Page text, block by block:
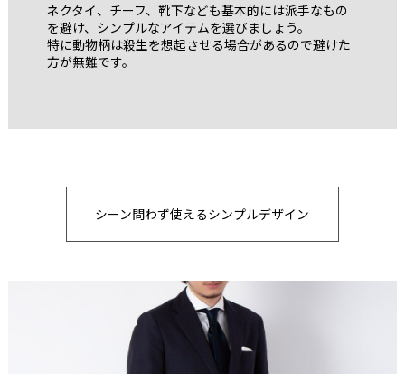
ネクタイ、チーフ、靴下なども基本的には派手なもの
を避け、シンプルなアイテムを選びましょう。
特に動物柄は殺生を想起させる場合があるので避けた
方が無難です。
シーン問わず使えるシンプルデザイン